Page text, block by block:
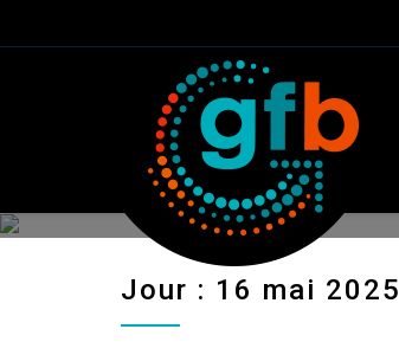
Jour : 16 mai 2025